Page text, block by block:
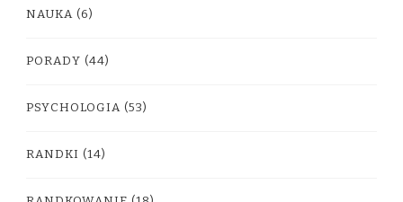
NAUKA (6)
PORADY (44)
PSYCHOLOGIA (53)
RANDKI (14)